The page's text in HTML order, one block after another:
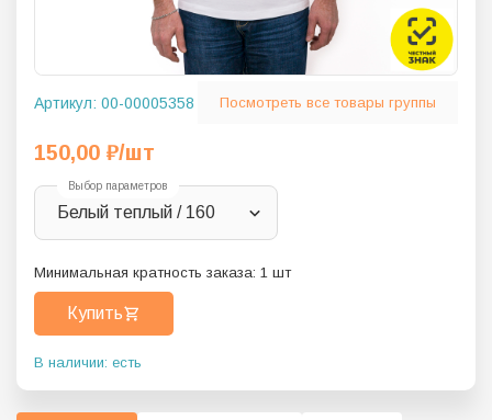
Артикул: 00-00005358 Посмотреть все товары группы
150,00 ₽/шт
Выбор параметров
Белый теплый / 160
Минимальная кратность заказа: 1 шт
Купить
В наличии: есть